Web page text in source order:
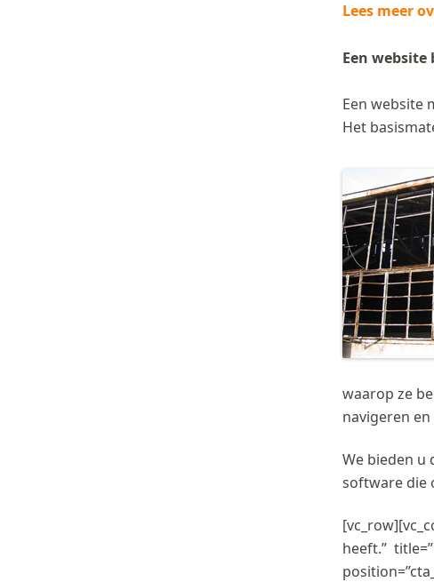
Lees meer
Een
Een website
Het
waarop ze
navigeren
We bieden u
software die
heeft.”